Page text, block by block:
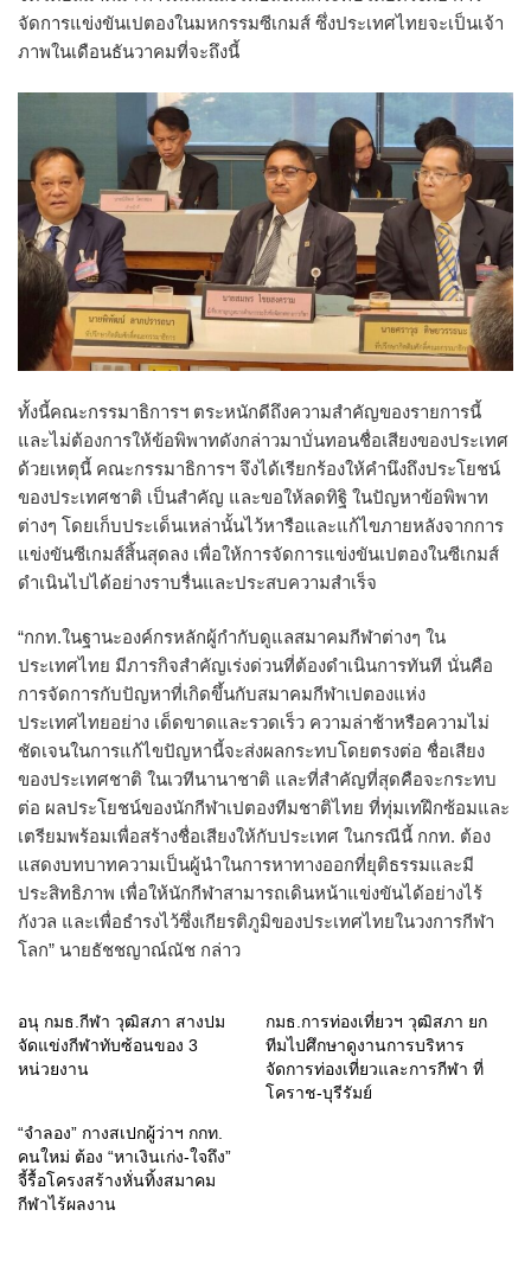
จัดการแข่งขันเปตองในมหกรรมซีเกมส์ ซึ่งประเทศไทยจะเป็นเจ้า
ภาพในเดือนธันวาคมที่จะถึงนี้
ทั้งนี้คณะกรรมาธิการฯ ตระหนักดีถึงความสำคัญของรายการนี้
และไม่ต้องการให้ข้อพิพาทดังกล่าวมาบั่นทอนชื่อเสียงของประเทศ
ด้วยเหตุนี้ คณะกรรมาธิการฯ จึงได้เรียกร้องให้คำนึงถึงประโยชน์
ของประเทศชาติ เป็นสำคัญ และขอให้ลดทิฐิ ในปัญหาข้อพิพาท
ต่างๆ โดยเก็บประเด็นเหล่านั้นไว้หารือและแก้ไขภายหลังจากการ
แข่งขันซีเกมส์สิ้นสุดลง เพื่อให้การจัดการแข่งขันเปตองในซีเกมส์
ดำเนินไปได้อย่างราบรื่นและประสบความสำเร็จ
“กกท.ในฐานะองค์กรหลักผู้กำกับดูแลสมาคมกีฬาต่างๆ ใน
ประเทศไทย มีภารกิจสำคัญเร่งด่วนที่ต้องดำเนินการทันที นั่นคือ
การจัดการกับปัญหาที่เกิดขึ้นกับสมาคมกีฬาเปตองแห่ง
ประเทศไทยอย่าง เด็ดขาดและรวดเร็ว ความล่าช้าหรือความไม่
ชัดเจนในการแก้ไขปัญหานี้จะส่งผลกระทบโดยตรงต่อ ชื่อเสียง
ของประเทศชาติ ในเวทีนานาชาติ และที่สำคัญที่สุดคือจะกระทบ
ต่อ ผลประโยชน์ของนักกีฬาเปตองทีมชาติไทย ที่ทุ่มเทฝึกซ้อมและ
เตรียมพร้อมเพื่อสร้างชื่อเสียงให้กับประเทศ ในกรณีนี้ กกท. ต้อง
แสดงบทบาทความเป็นผู้นำในการหาทางออกที่ยุติธรรมและมี
ประสิทธิภาพ เพื่อให้นักกีฬาสามารถเดินหน้าแข่งขันได้อย่างไร้
กังวล และเพื่อธำรงไว้ซึ่งเกียรติภูมิของประเทศไทยในวงการกีฬา
โลก” นายธัชชญาณ์ณัช กล่าว
อนุ กมธ.กีฬา วุฒิสภา สางปม
จัดแข่งกีฬาทับซ้อนของ 3
หน่วยงาน
กมธ.การท่องเที่ยวฯ วุฒิสภา ยก
ทีมไปศึกษาดูงานการบริหาร
จัดการท่องเที่ยวและการกีฬา ที่
โคราช-บุรีรัมย์
“จำลอง” กางสเปกผู้ว่าฯ กกท.
คนใหม่ ต้อง “หาเงินเก่ง-ใจถึง”
จี้รื้อโครงสร้างหั่นทิ้งสมาคม
กีฬาไร้ผลงาน